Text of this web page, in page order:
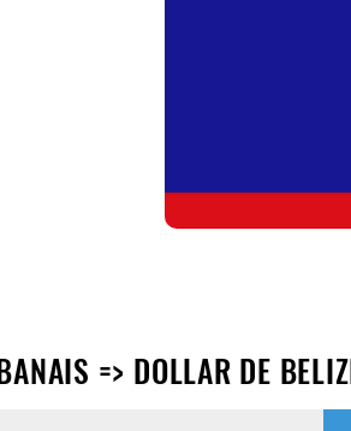
=> DOLLAR DE